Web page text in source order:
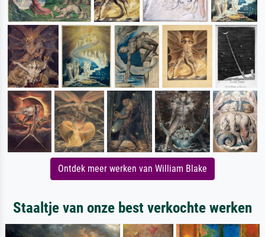
Ontdek meer werken van William Blake
Staaltje van onze best verkochte werken